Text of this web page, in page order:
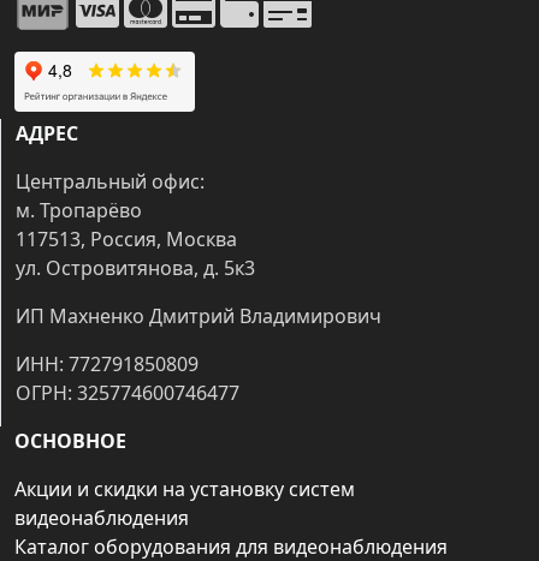
АДРЕС
Центральный офис:
м. Тропарёво
117513, Россия, Москва
ул. Островитянова, д. 5к3
ИП Махненко Дмитрий Владимирович
ИНН: 772791850809
ОГРН: 325774600746477
ОСНОВНОЕ
Акции и скидки на установку систем
видеонаблюдения
Каталог оборудования для видеонаблюдения